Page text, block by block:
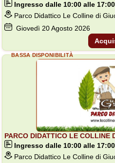
Ingresso dalle 10:00 alle 17:00
Parco Didattico Le Colline di
Giovedì 20Agosto 2026
PARCO DIDATTICO LE COLLINE
Ingresso dalle 10:00 alle 17:00
Parco Didattico Le Colline di
BASSA DISPONIBILITÀ